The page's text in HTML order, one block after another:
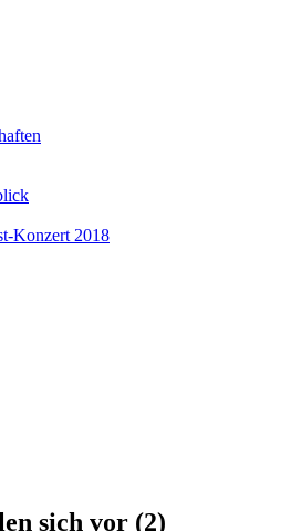
Konzert 2018
sich vor (2)